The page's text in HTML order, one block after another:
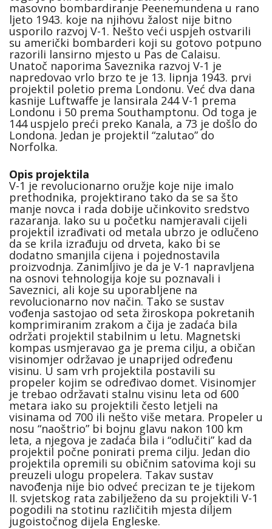
masovno bombardiranje Peenemundena u rano
ljeto 1943. koje na njihovu žalost nije bitno
usporilo razvoj V-1. Nešto veći uspjeh ostvarili
su američki bombarderi koji su gotovo potpuno
razorili lansirno mjesto u Pas de Calaisu.
Unatoč naporima Saveznika razvoj V-1 je
napredovao vrlo brzo te je 13. lipnja 1943. prvi
projektil poletio prema Londonu. Već dva dana
kasnije Luftwaffe je lansirala 244 V-1 prema
Londonu i 50 prema Southamptonu. Od toga je
144 uspjelo preći preko Kanala, a 73 je došlo do
Londona. Jedan je projektil “zalutao” do
Norfolka.
Opis projektila
V-1 je revolucionarno oružje koje nije imalo
prethodnika, projektirano tako da se sa što
manje novca i rada dobije učinkovito sredstvo
razaranja. Iako su u početku namjeravali cijeli
projektil izrađivati od metala ubrzo je odlučeno
da se krila izrađuju od drveta, kako bi se
dodatno smanjila cijena i pojednostavila
proizvodnja. Zanimljivo je da je V-1 napravljena
na osnovi tehnologija koje su poznavali i
Saveznici, ali koje su uporabljene na
revolucionarno nov način. Tako se sustav
vođenja sastojao od seta žiroskopa pokretanih
komprimiranim zrakom a čija je zadaća bila
održati projektil stabilnim u letu. Magnetski
kompas usmjeravao ga je prema cilju, a običan
visinomjer održavao je unaprijed određenu
visinu. U sam vrh projektila postavili su
propeler kojim se određivao domet. Visinomjer
je trebao održavati stalnu visinu leta od 600
metara iako su projektili često letjeli na
visinama od 700 ili nešto više metara. Propeler u
nosu “naoštrio” bi bojnu glavu nakon 100 km
leta, a njegova je zadaća bila i “odlučiti” kad da
projektil počne ponirati prema cilju. Jedan dio
projektila opremili su običnim satovima koji su
preuzeli ulogu propelera. Takav sustav
navođenja nije bio odveć precizan te je tijekom
II. svjetskog rata zabilježeno da su projektili V-1
pogodili na stotinu različitih mjesta diljem
jugoistočnog dijela Engleske.